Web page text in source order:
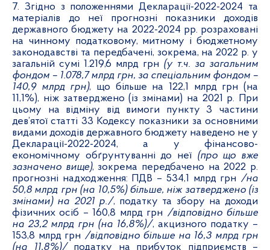
7. Згідно з положеннями Декларації-2022-2024 та
матеріалів до неї прогнозні показники доходів
державного бюджету на 2022-2024 рр. розраховані
на чинному податковому, митному і бюджетному
законодавстві та передбачені, зокрема, на 2022 р. у
загальній сумі 1.219,6 млрд грн (у т.ч. за загальним
фондом – 1.078,7 млрд грн, за спеціальним фондом –
140,9 млрд грн), що більше на 122,1 млрд грн (на
11,1%), ніж затверджено (із змінами) на 2021 р. При
цьому на відміну від вимоги пункту 3 частини
дев’ятої статті 33 Кодексу показники за основними
видами доходів державного бюджету наведено не у
Декларації-2022-2024, а у фінансово-
економічному обґрунтуванні до неї (про що вже
зазначено вище), зокрема передбачено на 2022 р.
прогнозні надходження: ПДВ – 534,1 млрд грн /на
50,8 млрд грн (на 10,5%) більше, ніж затверджено (із
змінами) на 2021 р./, податку та збору на доходи
фізичних осіб – 160,8 млрд грн /відповідно більше
на 23,2 млрд грн (на 16,8%)/, акцизного податку –
153,8 млрд грн /відповідно більше на 16,3 млрд грн
(на 11,8%)/податку на прибуток підприємств –